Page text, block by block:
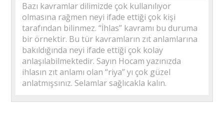
Bazı kavramlar dilimizde çok kullanılıyor
olmasına rağmen neyi ifade ettiği çok kişi
tarafından bilinmez. “İhlas” kavramı bu duruma
bir örnektir. Bu tür kavramların zıt anlamlarına
bakıldığında neyi ifade ettiği çok kolay
anlaşılabilmektedir. Sayın Hocam yazınızda
ihlasın zıt anlamı olan “riya” yı çok güzel
anlatmışsınız. Selamlar sağlıcakla kalın.